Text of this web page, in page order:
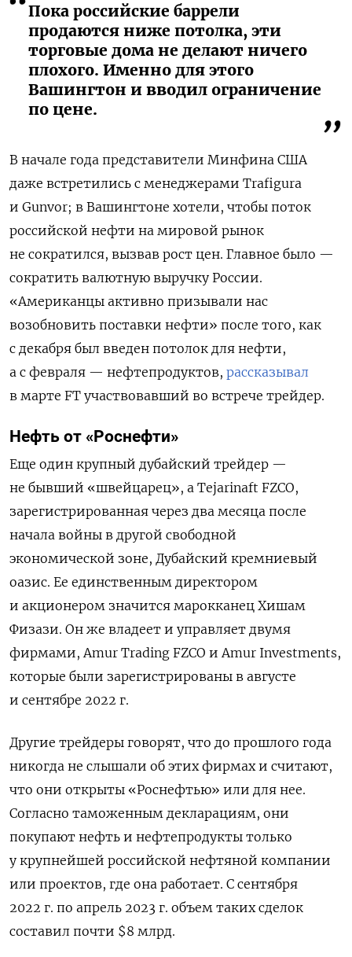
Пока российские баррели
продаются ниже потолка, эти
торговые дома не делают ничего
плохого. Именно для этого
Вашингтон и вводил ограничение
по цене.
В начале года представители Минфина США
даже встретились с менеджерами Trafigura
и Gunvor; в Вашингтоне хотели, чтобы поток
российской нефти на мировой рынок
не сократился, вызвав рост цен. Главное было —
сократить валютную выручку России.
«Американцы активно призывали нас
возобновить поставки нефти» после того, как
с декабря был введен потолок для нефти,
а с февраля — нефтепродуктов, рассказывал
в марте FT участвовавший во встрече трейдер.
Нефть от «Роснефти»
Еще один крупный дубайский трейдер —
не бывший «швейцарец», а Tejarinaft FZCO,
зарегистрированная через два месяца после
начала войны в другой свободной
экономической зоне, Дубайский кремниевый
оазис. Ее единственным директором
и акционером значится марокканец Хишам
Физази. Он же владеет и управляет двумя
фирмами, Amur Trading FZCO и Amur Investments,
которые были зарегистрированы в августе
и сентябре 2022 г.
Другие трейдеры говорят, что до прошлого года
никогда не слышали об этих фирмах и считают,
что они открыты «Роснефтью» или для нее.
Согласно таможенным декларациям, они
покупают нефть и нефтепродукты только
у крупнейшей российской нефтяной компании
или проектов, где она работает. С сентября
2022 г. по апрель 2023 г. объем таких сделок
составил почти $8 млрд.